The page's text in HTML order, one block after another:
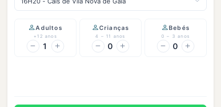
Adultos
+12 anos
1
Crianças
4 – 11 anos
0
Bebés
0 – 3 anos
0